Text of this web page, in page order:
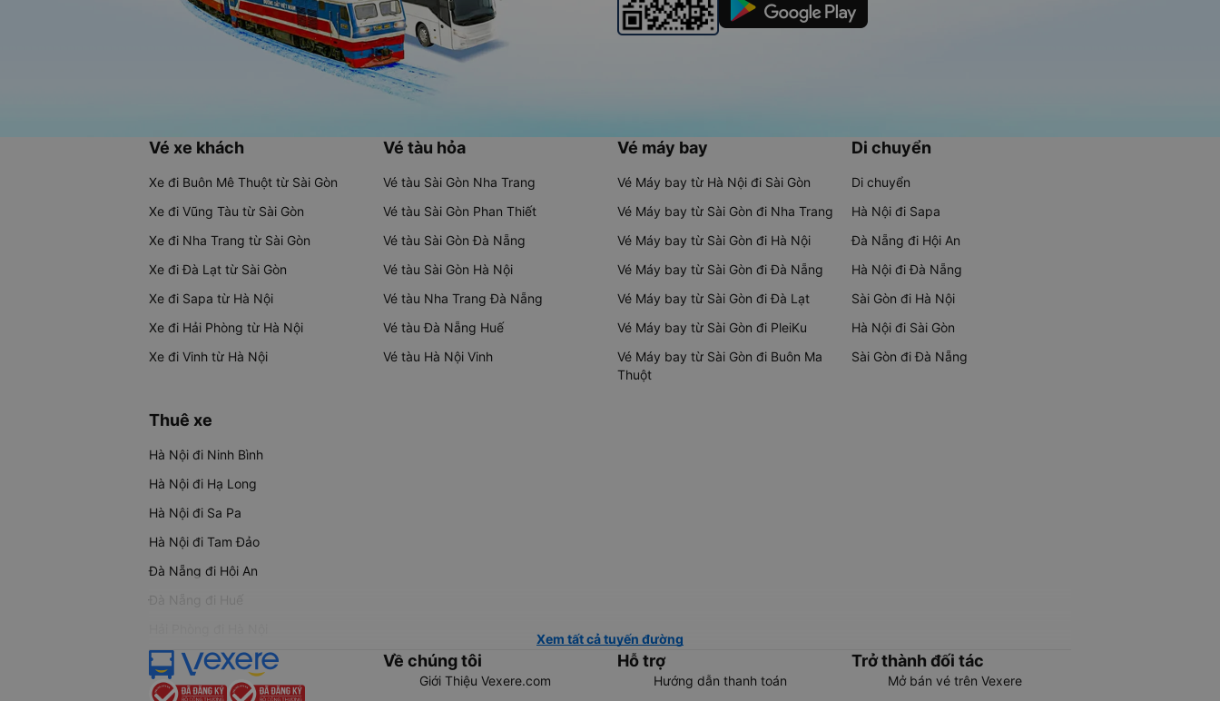
Vé xe khách
Xe đi Buôn Mê Thuột từ Sài Gòn
Xe đi Vũng Tàu từ Sài Gòn
Xe đi Nha Trang từ Sài Gòn
Xe đi Đà Lạt từ Sài Gòn
Xe đi Sapa từ Hà Nội
Xe đi Hải Phòng từ Hà Nội
Xe đi Vinh từ Hà Nội
Vé tàu hỏa
Vé tàu Sài Gòn Nha Trang
Vé tàu Sài Gòn Phan Thiết
Vé tàu Sài Gòn Đà Nẵng
Vé tàu Sài Gòn Hà Nội
Vé tàu Nha Trang Đà Nẵng
Vé tàu Đà Nẵng Huế
Vé tàu Hà Nội Vinh
Vé máy bay
Vé Máy bay từ Hà Nội đi Sài Gòn
Vé Máy bay từ Sài Gòn đi Nha Trang
Vé Máy bay từ Sài Gòn đi Hà Nội
Vé Máy bay từ Sài Gòn đi Đà Nẵng
Vé Máy bay từ Sài Gòn đi Đà Lạt
Vé Máy bay từ Sài Gòn đi PleiKu
Vé Máy bay từ Sài Gòn đi Buôn Ma
Thuột
Di chuyển
Di chuyển
Hà Nội đi Sapa
Đà Nẵng đi Hội An
Hà Nội đi Đà Nẵng
Sài Gòn đi Hà Nội
Hà Nội đi Sài Gòn
Sài Gòn đi Đà Nẵng
Thuê xe
Hà Nội đi Ninh Bình
Hà Nội đi Hạ Long
Hà Nội đi Sa Pa
Hà Nội đi Tam Đảo
Đà Nẵng đi Hội An
Đà Nẵng đi Huế
Xem tất cả tuyến đường
Về chúng tôi
Giới Thiệu Vexere.com
Hỗ trợ
Hướng dẫn thanh toán
Trở thành đối tác
Mở bán vé trên Vexere